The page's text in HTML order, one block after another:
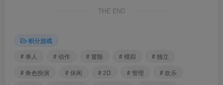
THE END
积分游戏
# 单人
# 动作 # 冒险 # 模拟
# 独立
# 角色扮演
# 休闲 # 2D # 管理
# 欢乐